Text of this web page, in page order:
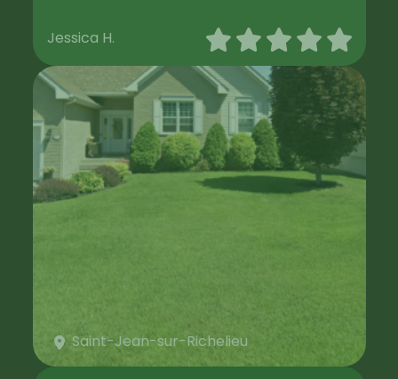
Jessica H.
Saint-Jean-sur-Richelieu